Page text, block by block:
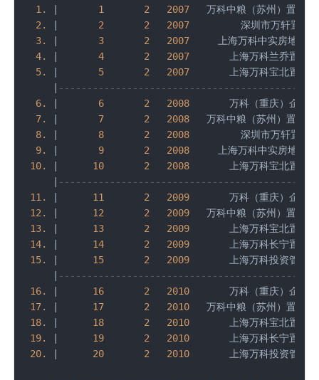
1.
1 2 2007
万科中粮（苏州）置
2.
2 2 2007
深圳市万轩置
3.
3 2 2007
上海万科中实房地
4.
4 2 2007
上海万科兰乔置
5.
5 2 2007
上海万科宝北置
6.
6 2 2008
万科（重庆）企
7.
7 2 2008
万科中粮（苏州）置
8.
8 2 2008
深圳市万轩置
9.
9 2 2008
上海万科中实房地
10.
10 2 2008
上海万科宝北置
11.
11 2 2009
万科（重庆）企
12.
12 2 2009
万科中粮（苏州）置
13.
13 2 2009
上海万科宝北置
14.
14 2 2009
上海万科长宁置
15.
15 2 2009
上海万科投资管
16.
16 2 2010
万科（重庆）企
17.
17 2 2010
万科中粮（苏州）置
18.
18 2 2010
上海万科宝北置
19.
19 2 2010
上海万科长宁置
20.
20 2 2010
上海万科投资管